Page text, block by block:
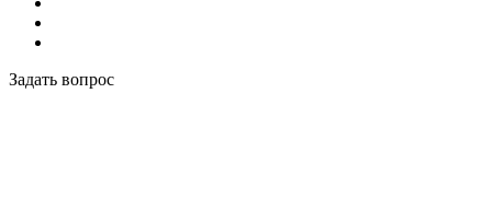
Задать вопрос